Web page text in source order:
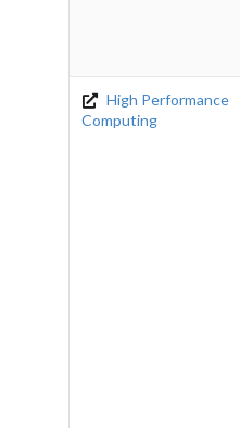
High Performance
Computing